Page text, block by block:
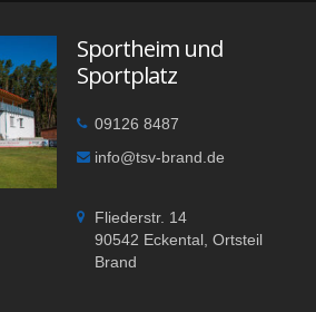
Sportheim und
Sportplatz
09126 8487
info@tsv-brand.de
Fliederstr. 14
90542 Eckental, Ortsteil
Brand